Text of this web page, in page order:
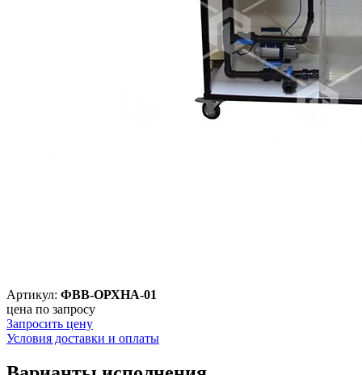
Артикул: ФВВ-ОРХНА-01
цена по запросу
Запросить цену
Условия доставки и оплаты